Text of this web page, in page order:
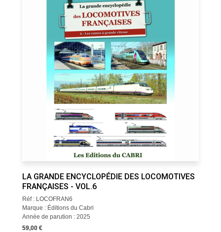
LA GRANDE ENCYCLOPÉDIE DES LOCOMOTIVES
FRANÇAISES - VOL.6
Réf : LOCOFRAN6
Marque : Éditions du Cabri
Année de parution : 2025
59,00 €